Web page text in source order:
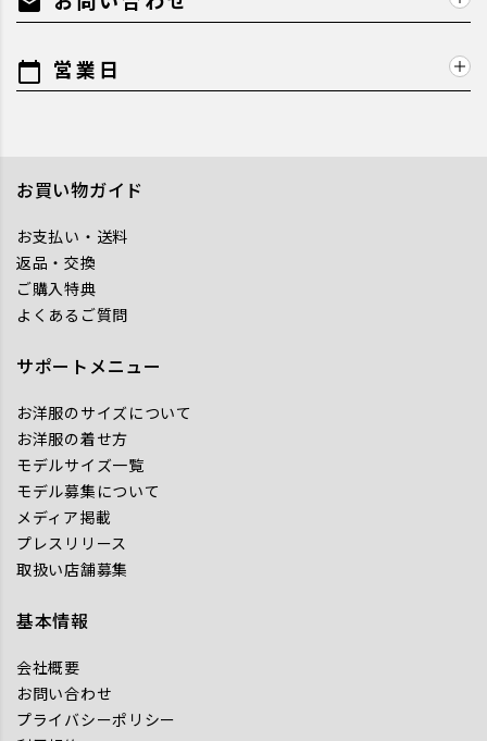
calendar_today 営業日
お買い物ガイド
お支払い・送料
返品・交換
ご購入特典
よくあるご質問
サポートメニュー
お洋服のサイズについて
お洋服の着せ方
モデルサイズ一覧
モデル募集について
メディア掲載
プレスリリース
取扱い店舗募集
基本情報
会社概要
お問い合わせ
プライバシーポリシー